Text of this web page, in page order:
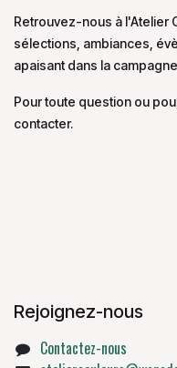
Retrouvez-nous à l'Atelier
sélections, ambiances,
apaisant dans la
Pour toute question ou
contacter.
Rejoignez-nous
Contactez-nous